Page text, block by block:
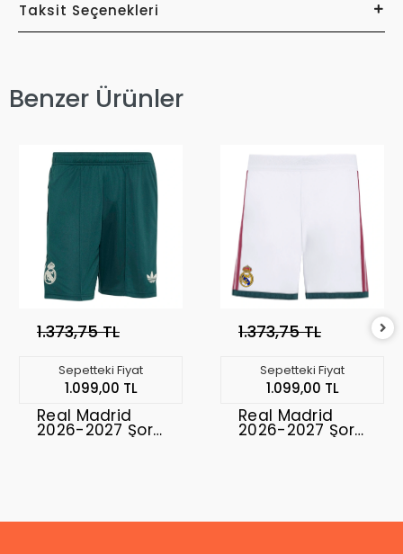
Taksit Seçenekleri
Benzer Ürünler
1.373,75 TL
Sepetteki Fiyat
1.099,00 TL
Real Madrid
2026-2027 Şort
1.373,75 TL
Sepetteki Fiyat
1.099,00 TL
Real Madrid
2026-2027 Şort